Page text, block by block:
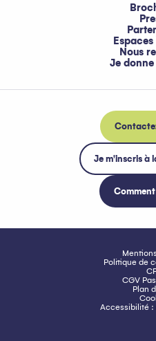
Nous
Je
Je m'inscris à
Politique de
CGV
Plan
Accessibilité :